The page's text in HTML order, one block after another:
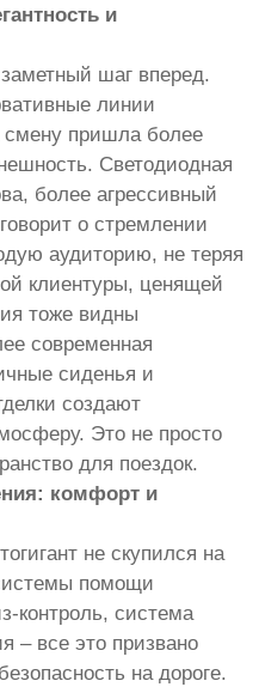
и
шаг вперед.
линии
пришла более
Светодиодная
более агрессивный
о стремлении
аудиторию, не теряя
клиентуры, ценящей
тоже видны
современная
сиденья и
создают
Это не просто
для поездок.
комфорт и
не скупился на
помощи
контроль, система
– все это призвано
на дороге.